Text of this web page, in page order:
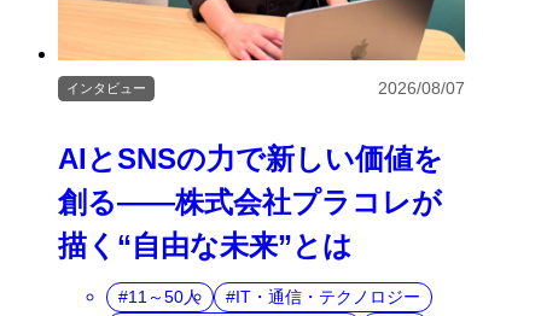
AIとSNSの力で新しい価値を
創る――株式会社プラコレが
描く“自由な未来”とは
インタビュー 2026/08/07
11～50人
IT・通信・テクノロジー